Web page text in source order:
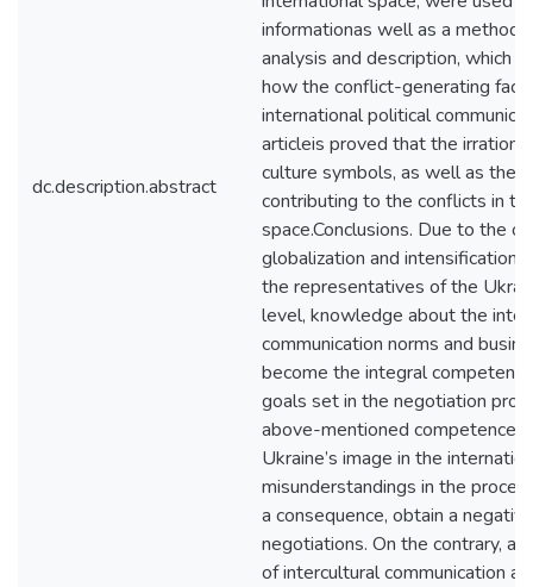
dc.description.abstract
informationas well as a method
analysis and description, which
how the conflict-generating
international political
articleis proved that the
culture symbols, as well as the
contributing to the conflicts in
space.Conclusions. Due to the
globalization and intensification
the representatives of the
level, knowledge about the
communication norms and
become the integral
goals set in the negotiation
above-mentioned
Ukraine’s image in the
misunderstandings in the
a consequence, obtain a
negotiations. On the contrary,
of intercultural communication